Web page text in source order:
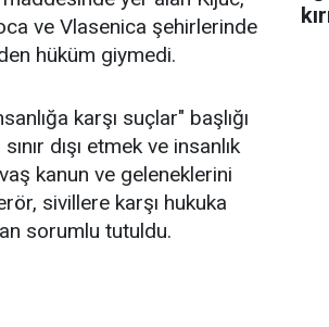
ve Vlasenica şehirlerinde
hüküm giymedi.
karşı suçlar" başlığı
dışı etmek ve insanlık
kanun ve geleneklerini
sivillere karşı hukuka
sorumlu tutuldu.